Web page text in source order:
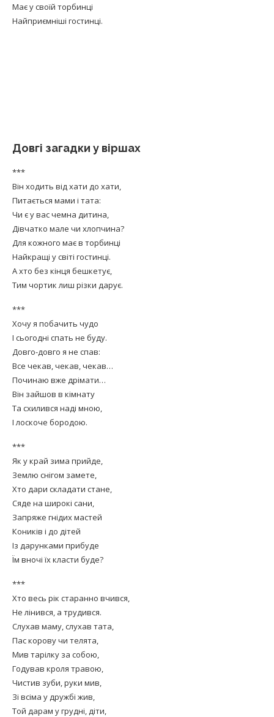
Має у своїй торбинці
Найприємніші гостинці.
Довгі загадки у віршах
***
Він ходить від хати до хати,
Питається мами і тата:
Чи є у вас чемна дитина,
Дівчатко мале чи хлопчина?
Для кожного має в торбинці
Найкращі у світі гостинці.
А хто без кінця бешкетує,
Тим чортик лиш різки дарує.
***
Хочу я побачить чудо
І сьогодні спать не буду.
Довго-довго я не спав:
Все чекав, чекав, чекав…
Починаю вже дрімати…
Він зайшов в кімнату
Та схилився наді мною,
І лоскоче бородою.
***
Як у край зима прийде,
Землю снігом замете,
Хто дари складати стане,
Сяде на широкі сани,
Запряже гнідих мастей
Коників і до дітей
Із дарунками прибуде
Їм вночі їх класти буде?
***
Хто весь рік старанно вчився,
Не лінився, а трудився.
Слухав маму, слухав тата,
Пас корову чи телята,
Мив тарілку за собою,
Годував кроля травою,
Чистив зуби, руки мив,
Зі всіма у дружбі жив,
Той дарам у грудні, діти,